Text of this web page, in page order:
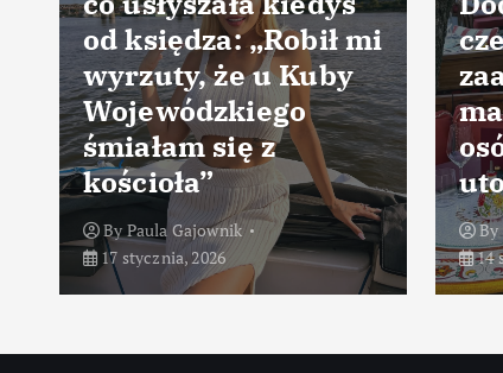
od księdza: „Robił mi
wyrzuty, że u Kuby
Wojewódzkiego
śmiałam się z
kościoła”
By Paula Gajownik
17 stycznia, 2026
By
14